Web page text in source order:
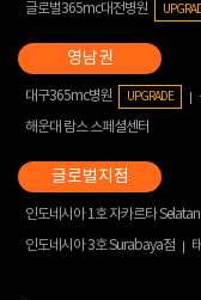
글로벌365mc대전병원
대구365mc병원 UPGRADE
해운대 람스 스페셜센터
인도네시아 1호 자카르타
인도네시아 3호 Surabaya점